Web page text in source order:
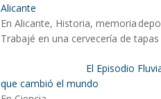
Alicante
En Alicante, Historia, memoria
Trabajé en una cervecería de tapas
El Episodio
que cambió el mundo